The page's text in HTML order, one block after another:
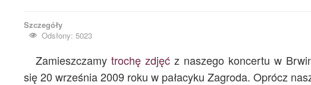
Szczegóły
Odsłony: 5023
Zamieszczamy trochę zdjęćz naszego koncertu w
się 20 września 2009 roku w pałacyku Zagroda. Oprócz